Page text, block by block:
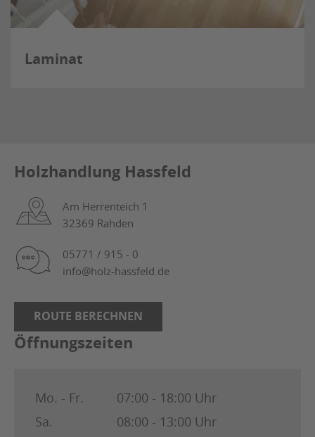
Laminat
Holzhandlung Hassfeld
Am Herrenteich 1
32369 Rahden
05771 / 915 - 0
info@holz-hassfeld.de
ROUTE BERECHNEN
Öffnungszeiten
Mo. - Fr.
07:00 - 18:00 Uhr
Sa.
08:00 - 13:00 Uhr